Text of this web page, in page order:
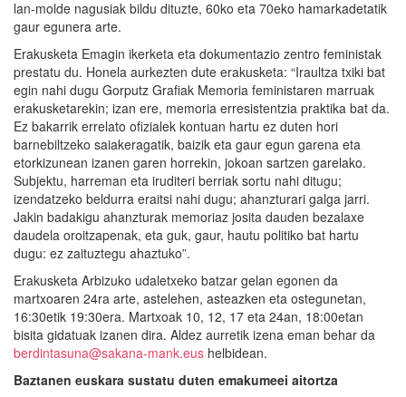
lan-molde nagusiak bildu dituzte, 60ko eta 70eko hamarkadetatik
gaur egunera arte.
Erakusketa Emagin ikerketa eta dokumentazio zentro feministak
prestatu du. Honela aurkezten dute erakusketa: “Iraultza txiki bat
egin nahi dugu Gorputz Grafiak Memoria feministaren marruak
erakusketarekin; izan ere, memoria erresistentzia praktika bat da.
Ez bakarrik errelato ofizialek kontuan hartu ez duten hori
barnebiltzeko saiakeragatik, baizik eta gaur egun garena eta
etorkizunean izanen garen horrekin, jokoan sartzen garelako.
Subjektu, harreman eta iruditeri berriak sortu nahi ditugu;
izendatzeko beldurra eraitsi nahi dugu; ahanzturari galga jarri.
Jakin badakigu ahanzturak memoriaz josita dauden bezalaxe
daudela oroitzapenak, eta guk, gaur, hautu politiko bat hartu
dugu: ez zaituztegu ahaztuko”.
Erakusketa Arbizuko udaletxeko batzar gelan egonen da
martxoaren 24ra arte, astelehen, asteazken eta ostegunetan,
16:30etik 19:30era. Martxoak 10, 12, 17 eta 24an, 18:00etan
bisita gidatuak izanen dira. Aldez aurretik izena eman behar da
berdintasuna@sakana-mank.eus helbidean.
Baztanen euskara sustatu duten emakumeei aitortza